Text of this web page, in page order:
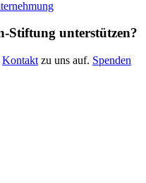
Stiftung unterstützen?
Kontakt zu uns auf. Spenden